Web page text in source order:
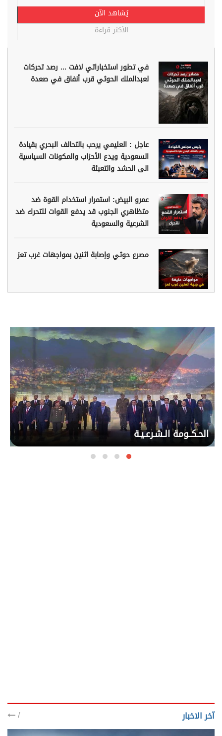
يُشاهد الآن
الأكثر قراءة
في تطور استخباراتي لافت ... رصد تحركات
لعبدالملك الحوثي قرب أنفاق في صعدة
عاجل : العليمي يرحب بالتحالف البحري بقيادة
السعودية ويدع الأحزاب والمكونات السياسية
الى الحشد والتعبئة
عمرو البيض: استمرار استخدام القوة ضد
متظاهري الجنوب قد يدفع القوات للتحرك ضد
الشرعية والسعودية
مصرع حوثي وإصابة اثنين بمواجهات غرب تعز
الحـكــومة الـشـرعـيـة
آخر الاخبار /